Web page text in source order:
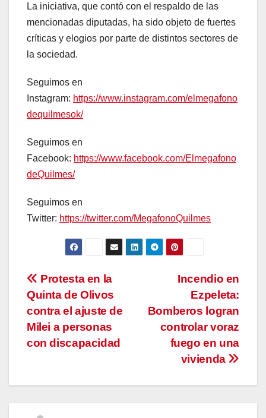
La iniciativa, que contó con el respaldo de las
mencionadas diputadas, ha sido objeto de fuertes
críticas y elogios por parte de distintos sectores de
la sociedad.
Seguimos en
Instagram: https://www.instagram.com/elmegafono
dequilmesok/
Seguimos en
Facebook: https://www.facebook.com/Elmegafono
deQuilmes/
Seguimos en
Twitter: https://twitter.com/MegafonoQuilmes
Navegación
de
entradas
Incendio en
Ezpeleta:
Bomberos logran
controlar voraz
fuego en una
vivienda
Protesta en la
Quinta de Olivos
contra el ajuste de
Milei a personas
con discapacidad